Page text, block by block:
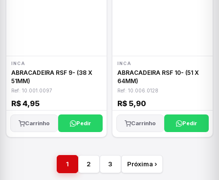
INCA
ABRACADEIRA RSF 9- (38 X
51MM)
Ref: 10.001.0097
R$ 4,95
Carrinho Pedir
INCA
ABRACADEIRA RSF 10- (51 X
64MM)
Ref: 10.006.0128
R$ 5,90
Carrinho Pedir
1 2 3 Próxima ›